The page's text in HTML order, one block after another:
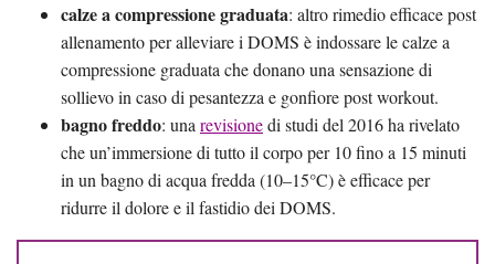
calze a compressione graduata: altro rimedio efficace post
allenamento per alleviare i DOMS è indossare le calze a
compressione graduata che donano una sensazione di
sollievo in caso di pesantezza e gonfiore post workout.
bagno freddo: una revisionedi studi del 2016 ha rivelato
che un’immersione di tutto il corpo per 10 fino a 15 minuti
in un bagno di acqua fredda (10–15°C) è efficace per
ridurre il dolore e il fastidio dei DOMS.